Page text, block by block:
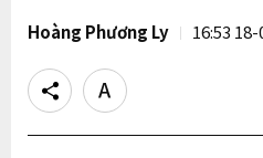
Hoàng Phương Ly 16:53
Share
Text
size